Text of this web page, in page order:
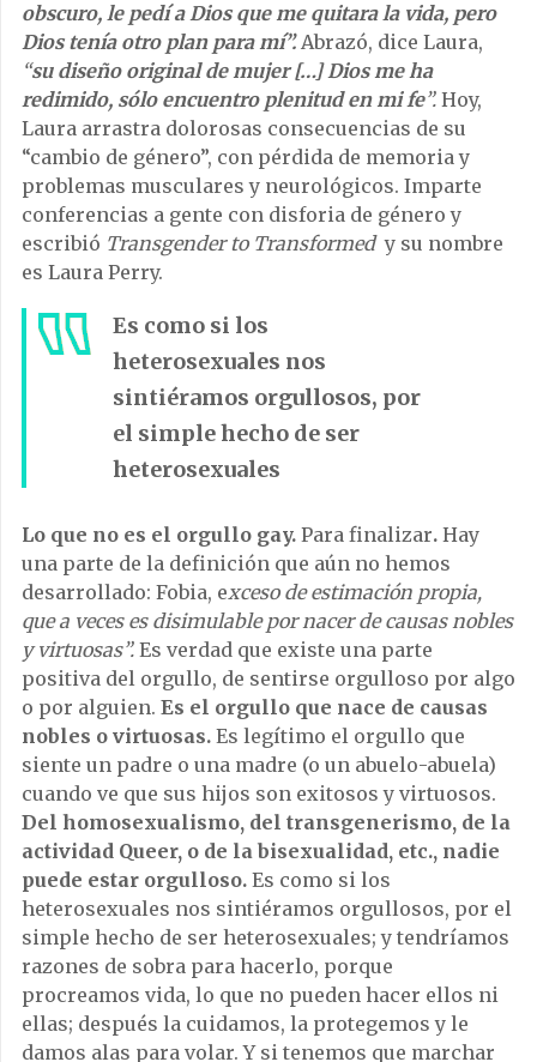
obscuro, le pedí a Dios que me quitara la vida, pero
Dios tenía otro plan para mí”.Abrazó, dice Laura,
“su diseño original de mujer […] Dios me ha
redimido, sólo encuentro plenitud en mi fe”. Hoy,
Laura arrastra dolorosas consecuencias de su
“cambio de género”, con pérdida de memoria y
problemas musculares y neurológicos. Imparte
conferencias a gente con disforia de género y
escribió Transgender to Transformedy su nombre
es Laura Perry.
Es como si los
heterosexuales nos
sintiéramos orgullosos, por
el simple hecho de ser
heterosexuales
Lo que no es el orgullo gay. Para finalizar. Hay
una parte de la definición que aún no hemos
desarrollado: Fobia, exceso de estimación propia,
que a veces es disimulable por nacer de causas nobles
y virtuosas”. Es verdad que existe una parte
positiva del orgullo, de sentirse orgulloso por algo
o por alguien. Es el orgullo que nace de causas
nobles o virtuosas. Es legítimo el orgullo que
siente un padre o una madre (o un abuelo-abuela)
cuando ve que sus hijos son exitosos y virtuosos.
Del homosexualismo, del transgenerismo, de la
actividad Queer, o de la bisexualidad, etc., nadie
puede estar orgulloso. Es como si los
heterosexuales nos sintiéramos orgullosos, por el
simple hecho de ser heterosexuales; y tendríamos
razones de sobra para hacerlo, porque
procreamos vida, lo que no pueden hacer ellos ni
ellas; después la cuidamos, la protegemos y le
damos alas para volar. Y si tenemos que marchar